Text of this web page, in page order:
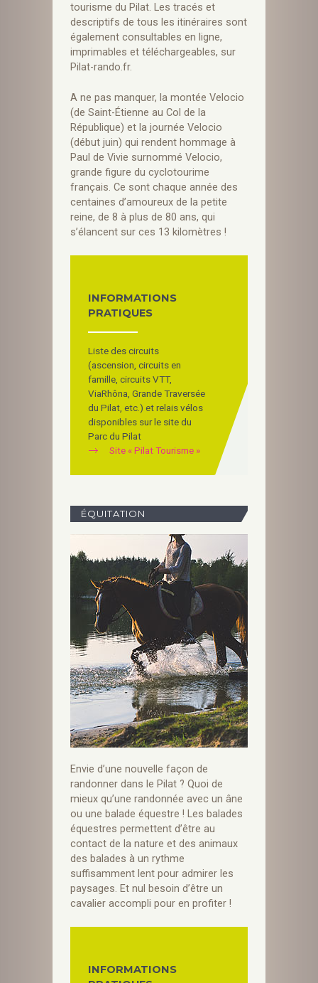
tourisme du Pilat. Les tracés et
descriptifs de tous les itinéraires sont
également consultables en ligne,
imprimables et téléchargeables, sur
Pilat-rando.fr.
A ne pas manquer, la montée Velocio
(de Saint-Étienne au Col de la
République) et la journée Velocio
(début juin) qui rendent hommage à
Paul de Vivie surnommé Velocio,
grande figure du cyclotourime
français. Ce sont chaque année des
centaines d’amoureux de la petite
reine, de 8 à plus de 80 ans, qui
s’élancent sur ces 13 kilomètres !
INFORMATIONS
PRATIQUES
Liste des circuits
(ascension, circuits en
famille, circuits VTT,
ViaRhôna, Grande Traversée
du Pilat, etc.) et relais vélos
disponibles sur le site du
Parc du Pilat
Site « Pilat Tourisme »
ÉQUITATION
Envie d’une nouvelle façon de
randonner dans le Pilat ? Quoi de
mieux qu’une randonnée avec un âne
ou une balade équestre ! Les balades
équestres permettent d’être au
contact de la nature et des animaux
des balades à un rythme
suffisamment lent pour admirer les
paysages. Et nul besoin d’être un
cavalier accompli pour en profiter !
INFORMATIONS